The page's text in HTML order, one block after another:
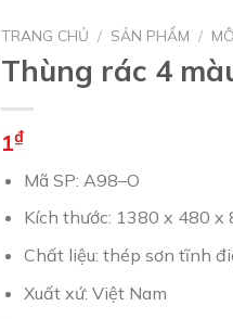
TRANG CHỦ / SẢN PHẨM /
Thùng rác 4
1₫
Mã SP: A98–O
Kích thước: 1380 x 480 x
Chất liệu: thép sơn tĩnh
Xuất xứ: Việt Nam